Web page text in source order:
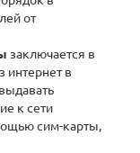
от
заключается в
интернет в
к сети
сим-карты,